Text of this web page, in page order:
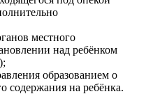
местного
над ребёнком
образованием о
содержания на ребёнка.